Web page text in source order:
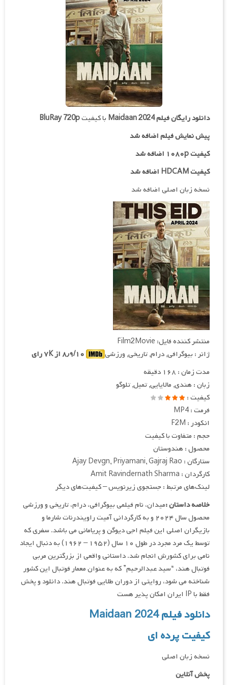
دانلود رایگان فیلمMaidaan 2024 با کیفیتBluRay 720p
پیش نمایش فیلم اضافه شد
کیفیت ۱۰۸۰p اضافه شد
کیفیت HDCAM اضافه شد
نسخه زبان اصلی اضافه شد
منتشر کننده فایل: Film2Movie
ژانر : بیوگرافی, درام, تاریخی, ورزشی
مدت زمان : ۱۶۸ دقیقه
زبان : هندی, مالایایی, تمیل, تلوگو
کیفیت :
فرمت : MP4
انکودر : F2M
حجم : متفاوت با کیفیت
محصول : هندوستان
ستارگان : Ajay Devgn, Priyamani, Gajraj Rao
کارگردان : Amit Ravindernath Sharma
لینک‌های مرتبط : جستجوی زیرنویس – کیفیت‌های دیگر
خلاصه داستان :میدان، نام فیلمی بیوگرافی، درام، تاریخی و ورزشی
محصول سال ۲۰۲۴ و به کارگردانی آمیت راویندرنات شارما و
بازیگران اصلی این فیلم اجی دیوگن و پریامانی می باشد. سفری که
توسط یک مرد مجرد در طول ۱۰ سال (۱۹۵۲ – ۱۹۶۲) به دنبال ایجاد
نامی برای کشورش انجام شد. داستانی واقعی از بزرگترین مربی
فوتبال هند، “سید عبدالرحیم” که به عنوان معمار فوتبال این کشور
شناخته می شود، روایتی از دوران طلایی فوتبال هند. دانلود و پخش
فقط با IP ایران امکان پذیر هست
دانلود فیلم Maidaan 2024
کیفیت پرده ای
نسخه زبان اصلی
پخش آنلاین